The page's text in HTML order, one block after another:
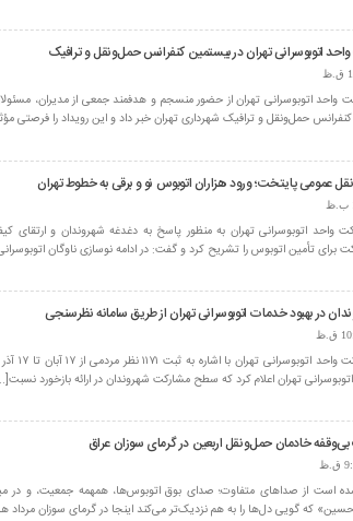
اتوبوسرانی تهران در بیستمین کنفرانس حمل‌ونقل و ترافیک
واحد اتوبوسرانی تهران از حضور منسجم و هدفمند جمعی از مدیران،
حمل‌ونقل و ترافیک شهرداری تهران خبر داد و این رویداد را فرصتی
عمومی پایتخت؛ ورود هزاران اتوبوس نو و برقی به خطوط تهران
واحد اتوبوسرانی تهران به منظور پاسخ به دغدغه شهروندان و ارتقای
برای تأمین اتوبوس را تشریح کرد و گفت: در ادامه نوسازی ناوگان
در بهبود خدمات اتوبوسرانی تهران از طریق سامانه نظرسنجی
ق.ظ
تهران اعلام کرد که سطح مشارکت شهروندان در ارائه بازخورد
خادمان حمل‌ونقل اربعین در گرمای سوزان عراق
است از صداهای متفاوت؛ صدای بوق اتوبوس‌ها، همهمه جمعیت، و در
که گویی دل‌ها را به هم نزدیک‌تر می‌کند اینجا در گرمای سوزان مرداد